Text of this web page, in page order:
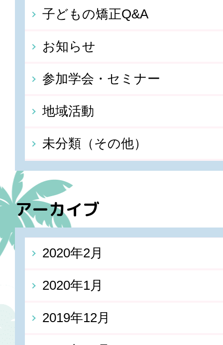
子どもの矯正Q&A
お知らせ
参加学会・セミナー
地域活動
未分類（その他）
アーカイブ
2020年2月
2020年1月
2019年12月